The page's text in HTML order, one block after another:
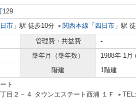
129
市 」駅 徒歩10分 関西本線 「 四日市 」駅
管理費・共益費
-
築年月（築年数）
1988年 1月
階建 1階建
ト
目２－４ タウンエステート西浦 １Ｆ